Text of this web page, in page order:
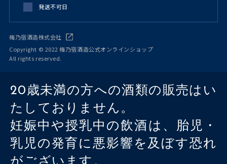
発送不可日
梅乃宿酒造株式会社
Copyright © 2022 梅乃宿酒造公式オンラインショップ
All rights reserved.
20歳未満の方への酒類の販売はい
たしておりません。
妊娠中や授乳中の飲酒は、胎児・
乳児の発育に悪影響を及ぼす恐れ